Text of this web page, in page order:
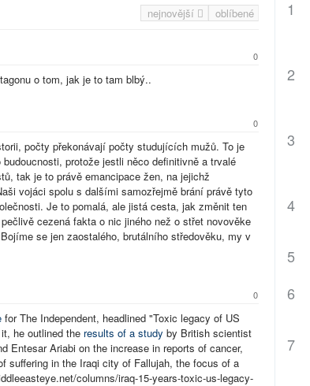
nejnovější oblíbené
0
o tom, jak je to tam blbý..
0
počty překonávají počty studujících mužů. To je
protože jestli něco definitivně a trvalé
tak je to právě emancipace žen, na jejichž
vojáci spolu s dalšími samozřejmě brání právě tyto
Je to pomalá, ale jistá cesta, jak změnit ten
cezená fakta o nic jiného než o střet novověke
se jen zaostalého, brutálního středověku, my v
0
for The Independent, headlined "Toxic legacy of US
he outlined the results of a study by British scientist
Entesar Ariabi on the increase in reports of cancer,
suffering in the Iraqi city of Fallujah, the focus of a
columns/iraq-15-years-toxic-us-legacy-